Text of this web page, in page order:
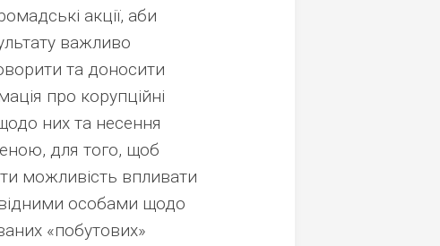
акції, аби
важливо
та доносити
про корупційні
них та несення
для того, щоб
можливість впливати
особами щодо
«побутових»